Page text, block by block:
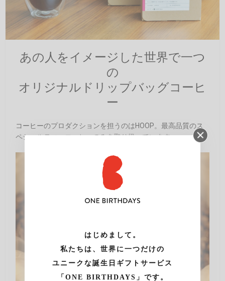
はじめまして。
私たちは、世界に一つだけの
ユニークな誕生日ギフトサービス
「ONE BIRTHDAYS」です。
あの人をイメージした世界で一つ
の
オリジナルドリップバッグコーヒ
ー
コーヒーのプロダクションを担うのはHOOP。最高品質のス
ペシャルティ・コーヒーのみを取り扱っています。